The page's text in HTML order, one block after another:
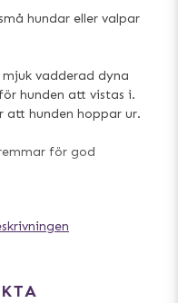
hundar eller valpar
vadderad dyna
hunden att vistas i.
att hunden hoppar ur.
för god